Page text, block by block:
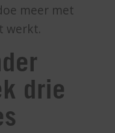
meer met
werkt.
drie